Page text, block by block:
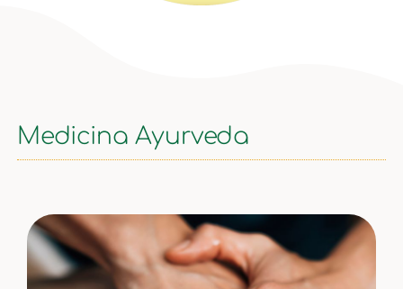
Medicina Ayurveda